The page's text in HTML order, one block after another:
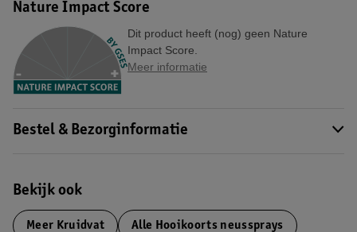
Nature Impact Score
Dit product heeft (nog) geen Nature
Impact Score.
Meer informatie
Bestel & Bezorginformatie
Bekijk ook
Meer Kruidvat Alle Hooikoorts neussprays